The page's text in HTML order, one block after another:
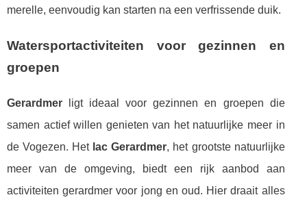
merelle, eenvoudig kan starten na een verfrissende duik.
Watersportactiviteiten voor gezinnen en
groepen
Gerardmer ligt ideaal voor gezinnen en groepen die
samen actief willen genieten van het natuurlijke meer in
de Vogezen. Het lac Gerardmer, het grootste natuurlijke
meer van de omgeving, biedt een rijk aanbod aan
activiteiten gerardmer voor jong en oud. Hier draait alles